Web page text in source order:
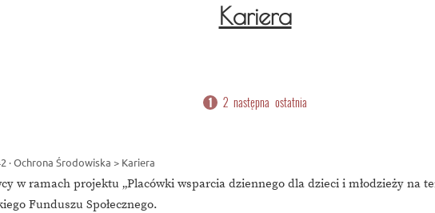
Kariera
1 2 następna ostatnia
· Ochrona Środowiska > Kariera
w ramach projektu „Placówki wsparcia dziennego dla dzieci i młodzieży na
Funduszu Społecznego.